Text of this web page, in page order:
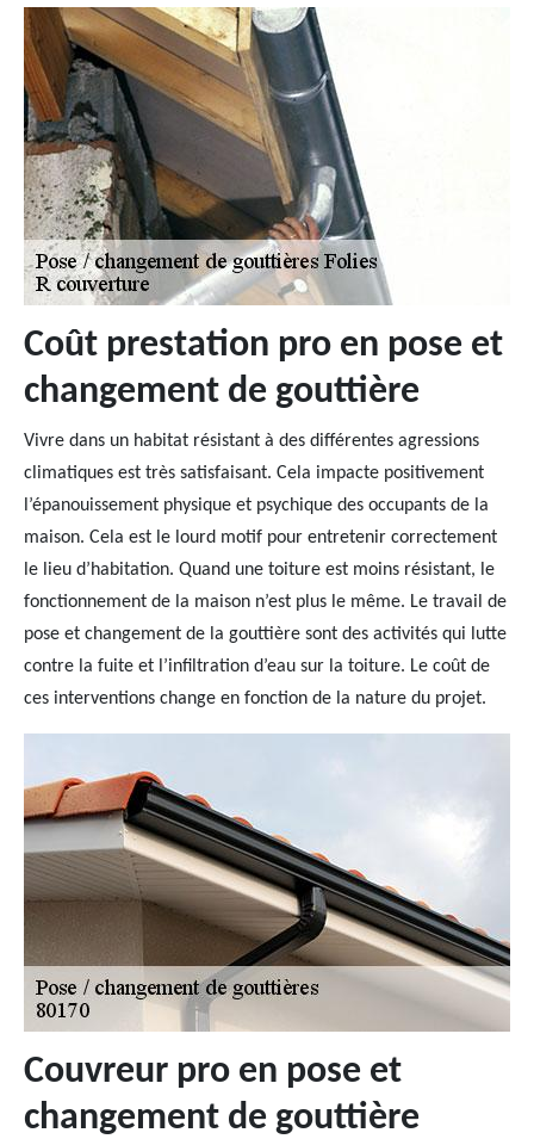
Coût prestation pro en pose et
changement de gouttière
Vivre dans un habitat résistant à des différentes agressions
climatiques est très satisfaisant. Cela impacte positivement
l’épanouissement physique et psychique des occupants de la
maison. Cela est le lourd motif pour entretenir correctement
le lieu d’habitation. Quand une toiture est moins résistant, le
fonctionnement de la maison n’est plus le même. Le travail de
pose et changement de la gouttière sont des activités qui lutte
contre la fuite et l’infiltration d’eau sur la toiture. Le coût de
ces interventions change en fonction de la nature du projet.
Couvreur pro en pose et
changement de gouttière